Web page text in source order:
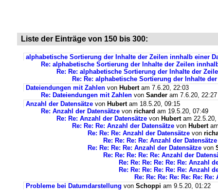
Liste der Einträge von 150 bis 300:
alphabetische Sortierung der Inhalte der Zeilen innhalb einer
Re: alphabetische Sortierung der Inhalte der Zeilen
Re: Re: alphabetische Sortierung der Inhalte der
Re: Re: alphabetische Sortierung der Inhalte
Dateiendungen mit Zahlen von Hubertam 7.6.20, 22:03
Re: Dateiendungen mit Zahlen von Sander am 7.6.20, 22:27
Anzahl der Datensätze von Hubertam 18.5.20, 09:15
Re: Anzahl der Datensätze von richard am 19.5.20, 07:49
Re: Re: Anzahl der Datensätze von Hubertam 22.5.20,
Re: Re: Re: Anzahl der Datensätze von Hubert
Re: Re: Re: Anzahl der Datensätze von
Re: Re: Re: Re: Anzahl der Datensätze
Re: Re: Re: Re: Anzahl der Datensätze von
Re: Re: Re: Re: Re: Anzahl der
Re: Re: Re: Re: Re: Re: Anzahl
Re: Re: Re: Re: Re: Re: Anzahl
Re: Re: Re: Re: Re: Re:
Probleme bei Datumdarstellung von Schoppi am 9.5.20, 01:22